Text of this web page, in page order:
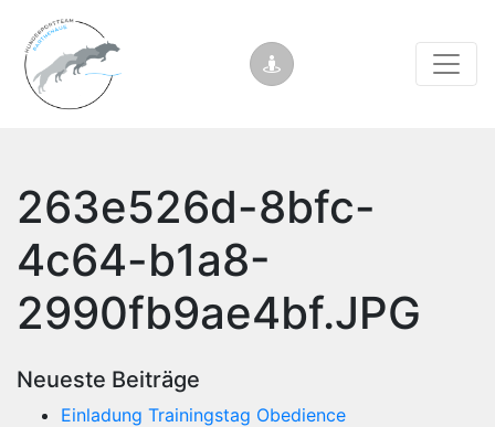
263e526d-8bfc-
4c64-b1a8-
2990fb9ae4bf.JPG
Neueste Beiträge
Einladung Trainingstag Obedience